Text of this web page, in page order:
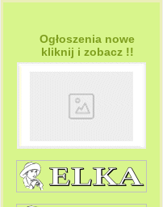
Ogłoszenia nowe
kliknij i zobacz !!